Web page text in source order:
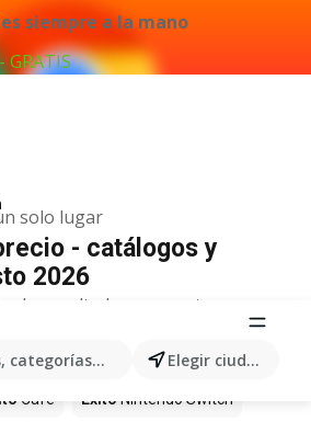
siempre a la mano
solo lugar
categorías, productos... Elegir ciudad
- catálogos y
2026
resultados para este
en tiendas Éxito
Café Éxito Nintendo Switch